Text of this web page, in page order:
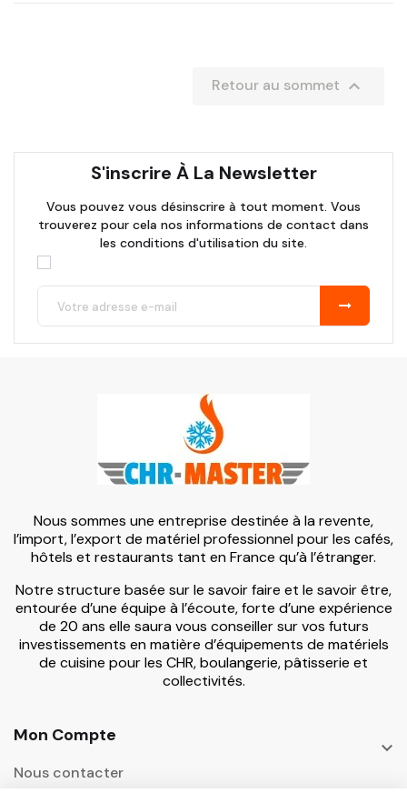
Retour au sommet 
S'inscrire À La Newsletter
Vous pouvez vous désinscrire à tout moment. Vous
trouverez pour cela nos informations de contact dans
les conditions d'utilisation du site.
Nous sommes une entreprise destinée à la revente,
l’import, l’export de matériel professionnel pour les cafés,
hôtels et restaurants tant en France qu’à l’étranger.
Notre structure basée sur le savoir faire et le savoir être,
entourée d’une équipe à l’écoute, forte d’une expérience
de 20 ans elle saura vous conseiller sur vos futurs
investissements en matière d’équipements de matériels
de cuisine pour les CHR, boulangerie, pâtisserie et
collectivités.
Mon Compte

Nous contacter